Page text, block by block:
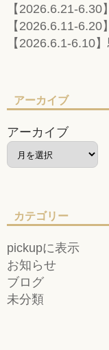
【2026.6.21-
【2026.6.11-
【2026.6.1-6.10
アーカイブ
アーカイブ
カテゴリー
pickupに表示
お知らせ
ブログ
未分類